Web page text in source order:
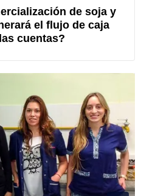
de soja y
el flujo de caja
cuentas?